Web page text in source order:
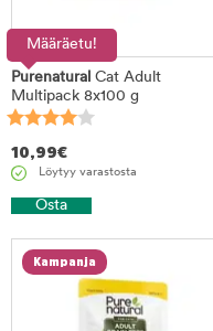
Määräetu!
Purenatural Cat Adult
Multipack 8x100 g
10,99€
Löytyy varastosta
Osta
Kampanja